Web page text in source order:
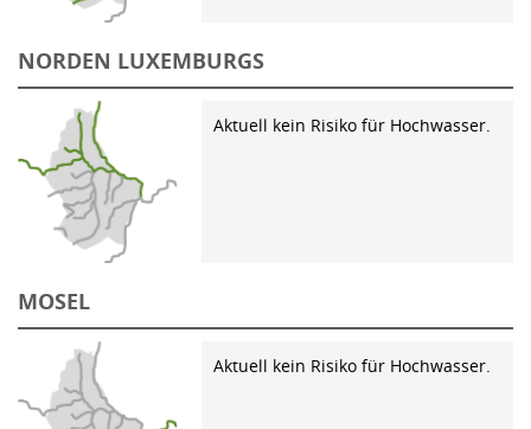
NORDEN LUXEMBURGS
Aktuell kein Risiko für Hochwasser.
MOSEL
Aktuell kein Risiko für Hochwasser.